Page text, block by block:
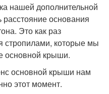
нашей дополнительной
основания
Это как раз
стропилами, которые мы
основной крыши.
основной крыши нам
этот момент.